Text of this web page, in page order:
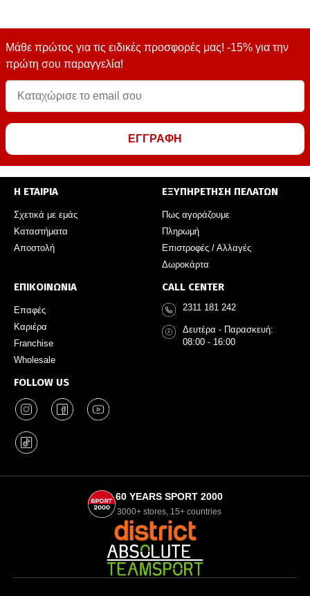
Μάθε πρώτος για τις ειδικές προσφορές μας! -15% για την
πρώτη σου παραγγελία!
ΕΓΓΡΑΦΗ
Η ΕΤΑΙΡΙΑ
Σχετικά με εμάς
Καταστήματα
Αποστολή
ΕΞΥΠΗΡΕΤΗΣΗ ΠΕΛΑΤΩΝ
Πως αγοράζουμε
Πληρωμή
Επιστροφές / Αλλαγές
Δωροκάρτα
ΕΠΙΚΟΙΝΩΝΙΑ
Επαφές
Καριέρα
Franchise
Wholesale
FOLLOW US
CALL CENTER
2311 181 242
Δευτέρα - Παρασκευή:
08:00 - 16:00
60 YEARS SPORT 2000
3000+ stores, 15+ countries